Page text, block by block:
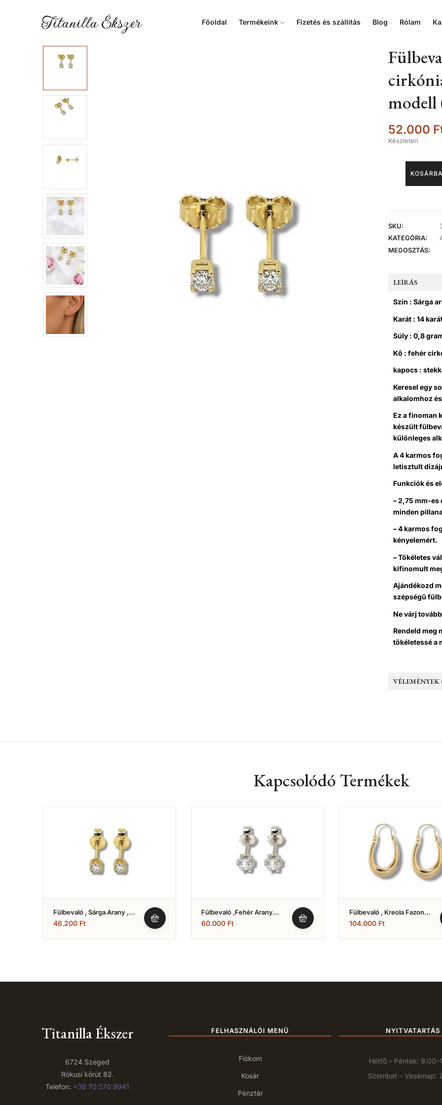
Titanilla Ékszer Főoldal Termékeink Fizetés és szállítás Blog Rólam
52.000
Készleten
SKU:
KATEGÓRIA:
MEGOSZTÁS:
LEÍRÁS
Szín : Sárga
Karát : 14
Súly : 0,8
Kő : fehér
kapocs :
Keresel egy
alkalomhoz
Ez a finoman
készült
különleges
A 4 karmos
letisztult
Funkciók és
– 2,75 mm-
minden
– 4 karmos
kényelemért.
– Tökéletes
kifinomult
Ajándékozd
szépségű
Ne várj
Rendeld meg
tökéletessé a
VÉLEMÉNYEK
Kapcsolódó Termékek
Fülbevaló , Sárga Arany ,
Cirkónia Köves , Stekkeres
Modell (Nr.16)
46.200 Ft
Fülbevaló ,fehér Arany
,fehér Cirkónia Köves ,
Stekkeres Modell (Nr.15)
60.000 Ft
Fülbevaló , Kreola Fazon
(Nr.20)
104.000 Ft
Titanilla Ékszer
6724 Szeged
Rókusi körút 82.
Telefon: +36 70 570 9941
FELHASZNÁLÓI MENÜ
Fiókom
Kosár
Pénztár
NYITVATARTÁS
Hétfő – Péntek:
Szombat – Vasárnap: